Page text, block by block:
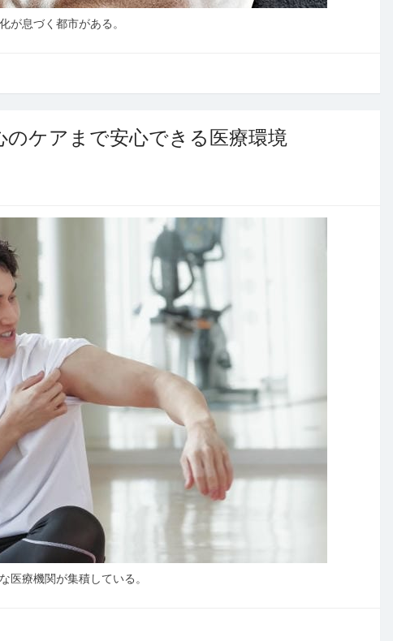
が息づく都市がある。
ケアまで安心できる医療環境
医療機関が集積している。